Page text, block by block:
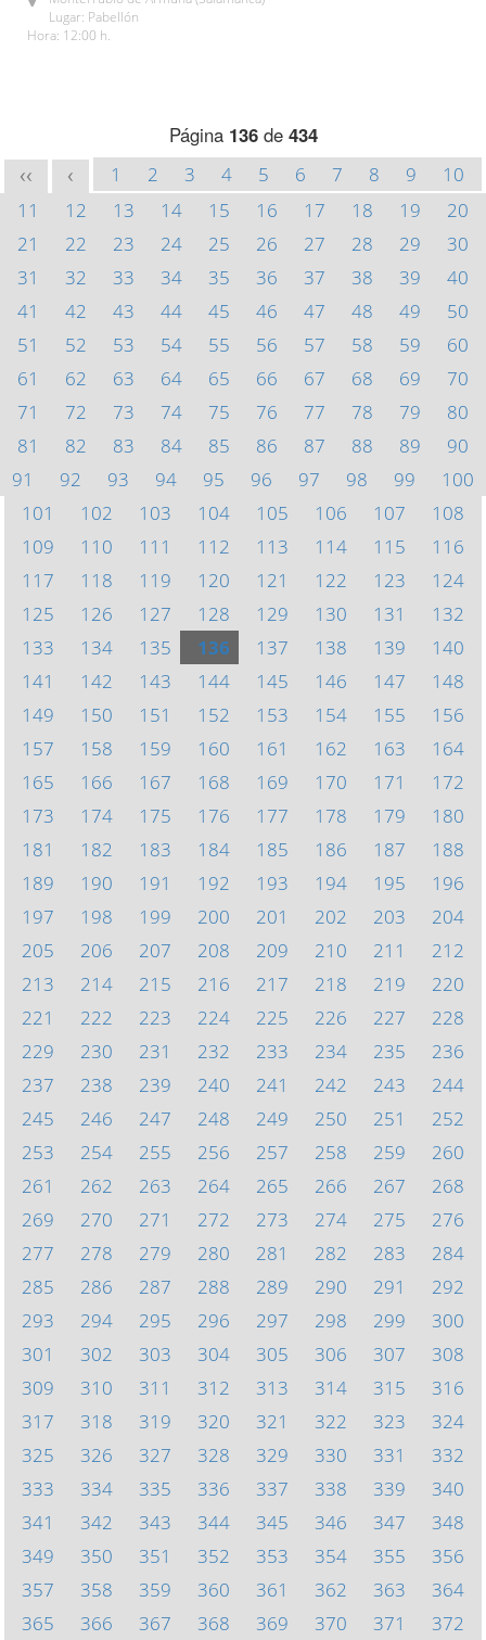
Lugar: Pabellón
Hora: 12:00 h.
Página 136de 434
<< < 1 2 3 4 5 6 7 8 9
10
11
12 13 14 15 16 17 18 19
20
21
22 23 24 25 26 27 28 29
30
31
32 33 34 35 36 37 38 39
40
41
42 43 44 45 46 47 48 49
50
51
52 53 54 55 56 57 58 59
60
61
62 63 64 65 66 67 68 69
70
71
72 73 74 75 76 77 78 79
80
81
82 83 84 85 86 87 88 89
90
91
92 93 94 95 96 97 98 99
100
101
102 103 104 105 106 107
108
109
110 111 112 113 114 115
116
117
118 119 120 121 122 123
124
125
126 127 128 129 130 131
132
133
134 135 136 137 138 139
140
141
142 143 144 145 146 147
148
149
150 151 152 153 154 155
156
157
158 159 160 161 162 163
164
165
166 167 168 169 170 171
172
173
174 175 176 177 178 179
180
181
182 183 184 185 186 187
188
189
190 191 192 193 194 195
196
197
198 199 200 201 202 203
204
205
206 207 208 209 210 211
212
213
214 215 216 217 218 219
220
221
222 223 224 225 226 227
228
229
230 231 232 233 234 235
236
237
238 239 240 241 242 243
244
245
246 247 248 249 250 251
252
253
254 255 256 257 258 259
260
261
262 263 264 265 266 267
268
269
270 271 272 273 274 275
276
277
278 279 280 281 282 283
284
285
286 287 288 289 290 291
292
293
294 295 296 297 298 299
300
301
302 303 304 305 306 307
308
309
310 311 312 313 314 315
316
317
318 319 320 321 322 323
324
325
326 327 328 329 330 331
332
333
334 335 336 337 338 339
340
341
342 343 344 345 346 347
348
349
350 351 352 353 354 355
356
357
358 359 360 361 362 363
364
365
366 367 368 369 370 371 372